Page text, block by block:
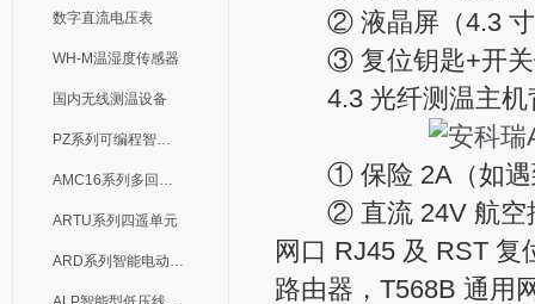
数字直流电压表
WH-M温湿度传感器
国内无线测温设备
PZ系列可编程智能表
AMC16系列多回路监控装置
ARTU系列四遥单元
ARD系列智能电动机保护器
② 液晶屏（4.3 寸
③ 复位钥匙+开关
4.3 光纤测温主机
① 保险 2A（如遇到
② 直流 24V 航空插
网口 RJ45 及 RST
路由器，T568B 通用